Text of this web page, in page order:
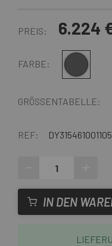
PREIS: 6.224
FARBE:Grau schwarz
GRÖSSENTABELLE:
REF: DY315461001105
IN DEN